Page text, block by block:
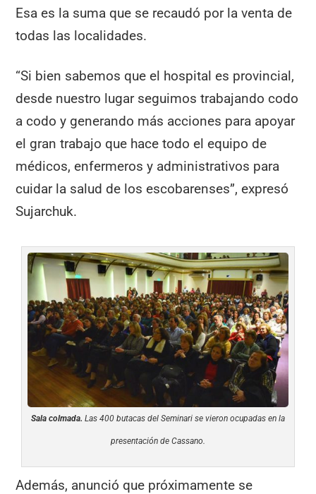
Esa es la suma que se recaudó por la venta de
todas las localidades.
“Si bien sabemos que el hospital es provincial,
desde nuestro lugar seguimos trabajando codo
a codo y generando más acciones para apoyar
el gran trabajo que hace todo el equipo de
médicos, enfermeros y administrativos para
cuidar la salud de los escobarenses”, expresó
Sujarchuk.
Sala colmada. Las 400 butacas del Seminari se vieron ocupadas en la
presentación de Cassano.
Además, anunció que próximamente se